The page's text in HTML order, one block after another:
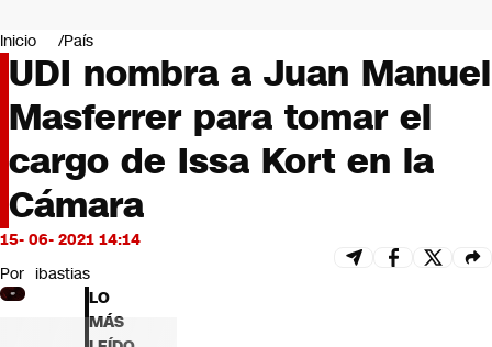
Negocios
Deportes
Programas completos
Cultura
Servicios
Bits
CNN Data
CNN tiempo
Futuro 360
Inicio País
UDI nombra a Juan Manuel
Masferrer para tomar el
cargo de Issa Kort en la
Cámara
15- 06- 2021 14:14
Por ibastias
LO
MÁS